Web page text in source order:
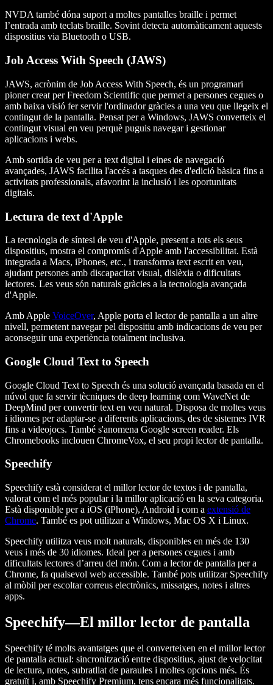
NVDA també dóna suport a moltes pantalles braille i permet
l’entrada amb teclats braille. Sovint detecta automàticament aquests
dispositius via Bluetooth o USB.
Job Access With Speech (JAWS)
JAWS, acrònim de Job Access With Speech, és un programari
pioner creat per Freedom Scientific que permet a persones cegues o
amb baixa visió fer servir l'ordinador gràcies a una veu que llegeix el
contingut de la pantalla. Pensat per a Windows, JAWS converteix el
contingut visual en veu perquè puguis navegar i gestionar
aplicacions i webs.
Amb sortida de veu per a text digital i eines de navegació
avançades, JAWS facilita l'accés a tasques des d'edició bàsica fins a
activitats professionals, afavorint la inclusió i les oportunitats
digitals.
Lectura de text d'Apple
La tecnologia de síntesi de veu d'Apple, present a tots els seus
dispositius, mostra el compromís d'Apple amb l'accessibilitat. Està
integrada a Macs, iPhones, etc., i transforma text escrit en veu,
ajudant persones amb discapacitat visual, dislèxia o dificultats
lectores. Les veus són naturals gràcies a la tecnologia avançada
d'Apple.
Amb Apple VoiceOver, Apple porta el lector de pantalla a un altre
nivell, permetent navegar pel dispositiu amb indicacions de veu per
aconseguir una experiència totalment inclusiva.
Google Cloud Text to Speech
Google Cloud Text to Speech és una solució avançada basada en el
núvol que fa servir tècniques de deep learning com WaveNet de
DeepMind per convertir text en veu natural. Disposa de moltes veus
i idiomes per adaptar-se a diferents aplicacions, des de sistemes IVR
fins a videojocs. També s'anomena Google screen reader. Els
Chromebooks inclouen ChromeVox, el seu propi lector de pantalla.
Speechify
Speechify està considerat el millor lector de textos i de pantalla,
valorat com el més popular i la millor aplicació en la seva categoria.
Està disponible per a iOS (iPhone), Android i com a extensió de
Chrome. També es pot utilitzar a Windows, Mac OS X i Linux.
Speechify utilitza veus molt naturals, disponibles en més de 130
veus i més de 30 idiomes. Ideal per a persones cegues i amb
dificultats lectores d’arreu del món. Com a lector de pantalla per a
Chrome, fa qualsevol web accessible. També pots utilitzar Speechify
al mòbil per escoltar correus electrònics, missatges, notes i altres
apps.
Speechify—El millor lector de pantalla
Speechify té molts avantatges que el converteixen en el millor lector
de pantalla actual: sincronització entre dispositius, ajust de velocitat
de lectura, notes, subratllat de paraules i moltes opcions més. És
gratuït i, amb Speechify Premium, tens encara més funcionalitats.